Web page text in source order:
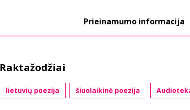
Prieinamumo informacija
Raktažodžiai
lietuvių poezija šiuolaikinė poezija